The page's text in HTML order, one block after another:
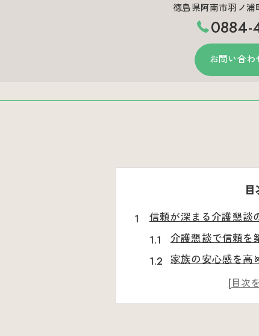
徳島県阿南市羽ノ浦
0884-
お問い合わ
信頼が深まる介護懇談
介護懇談で信頼を
家族の安心感を高
介護懇談で意識し
円滑な介護懇談を